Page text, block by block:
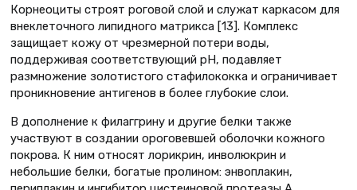
Корнеоциты строят роговой слой и служат каркасом для
внеклеточного липидного матрикса [13]. Комплекс
защищает кожу от чрезмерной потери воды,
поддерживая соответствующий рН, подавляет
размножение золотистого стафилококка и ограничивает
проникновение антигенов в более глубокие слои.
В дополнение к филаггрину и другие белки также
участвуют в создании ороговевшей оболочки кожного
покрова. К ним относят лорикрин, инволюкрин и
небольшие белки, богатые пролином: энвоплакин,